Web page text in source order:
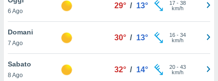
è
al sito
di
ci
di
6 Ago
29° / 13° 17- 38
km/h
Domani
7 Ago
30° / 13° 16- 34
km/h
Sabato
8 Ago
32° / 14° 20- 43
km/h